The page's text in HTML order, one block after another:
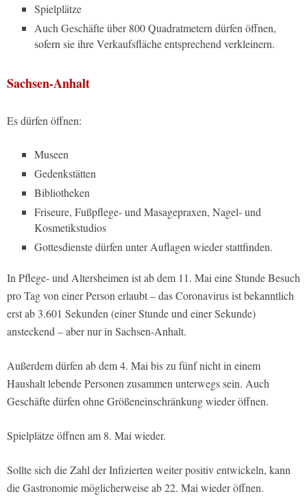
Spielplätze
Auch Geschäfte über 800 Quadratmetern dürfen öffnen,
sofern sie ihre Verkaufsfläche entsprechend verkleinern.
Sachsen-Anhalt
Es dürfen öffnen:
Museen
Gedenkstätten
Bibliotheken
Friseure, Fußpflege- und Masagepraxen, Nagel- und
Kosmetikstudios
Gottesdienste dürfen unter Auflagen wieder stattfinden.
In Pflege- und Altersheimen ist ab dem 11. Mai eine Stunde Besuch
pro Tag von einer Person erlaubt – das Coronavirus ist bekanntlich
erst ab 3.601 Sekunden (einer Stunde und einer Sekunde)
ansteckend – aber nur in Sachsen-Anhalt.
Außerdem dürfen ab dem 4. Mai bis zu fünf nicht in einem
Haushalt lebende Personen zusammen unterwegs sein. Auch
Geschäfte dürfen ohne Größeneinschränkung wieder öffnen.
Spielplätze öffnen am 8. Mai wieder.
Sollte sich die Zahl der Infizierten weiter positiv entwickeln, kann
die Gastronomie möglicherweise ab 22. Mai wieder öffnen.